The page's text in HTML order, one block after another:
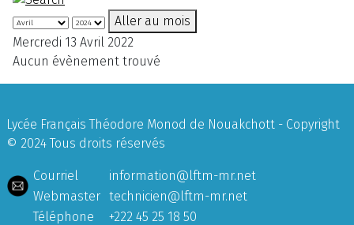
Aller au mois
Mercredi 13 Avril 2022
Aucun évènement trouvé
Lycée Français Théodore Monod de Nouakchott - Copyright
© 2024 Tous droits réservés
Courriel
information@lftm-mr.net
Webmaster technicien@lftm-mr.net
Téléphone
+222 45 25 18 50